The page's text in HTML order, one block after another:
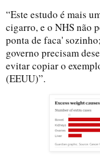
“Este estudo é mais
cigarro, e o NHS não
ponta de faca' sozinho;
governo precisam
evitar copiar o
(EEUU)”.